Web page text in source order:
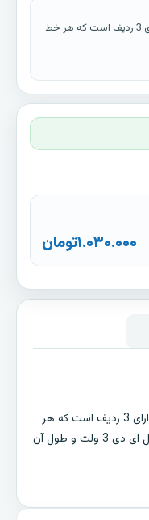
۱.۰۳۰.۰۰۰تومان
دارای 3 ردیف است که هر خط
دارای 3 ردیف است که هر
خط 7 لامپ ال ای دی دارد . ولتاژ هر لامپ ال ای دی 3 ولت و طول آن